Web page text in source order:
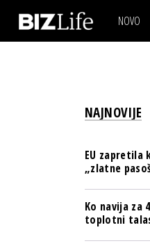
NOVO
NAJNOVIJE
EU zapretila
„zlatne
Ko navija za
toplotni